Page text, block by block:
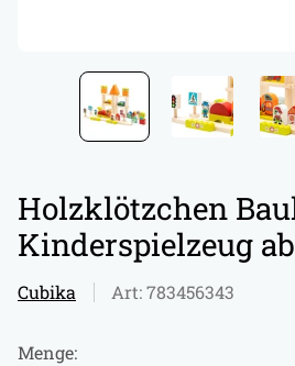
Holzklötzchen
Kinderspielzeug
Cubika Art: 783456343
Menge: